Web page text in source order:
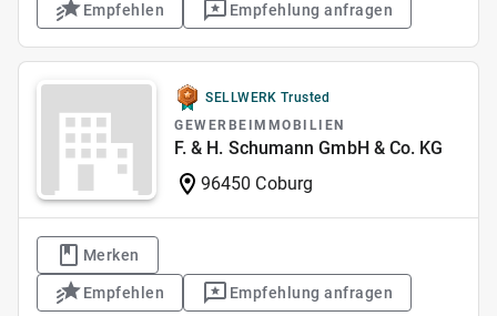
Empfehlen Empfehlung anfragen
SELLWERK Trusted
GEWERBEIMMOBILIEN
F. & H. Schumann GmbH & Co. KG
96450 Coburg
Merken
Empfehlen Empfehlung anfragen